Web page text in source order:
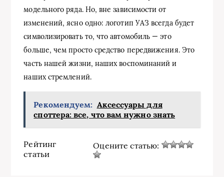
модельного ряда. Но, вне зависимости от
изменений, ясно одно: логотип УАЗ всегда будет
символизировать то, что автомобиль — это
больше, чем просто средство передвижения. Это
часть нашей жизни, наших воспоминаний и
наших стремлений.
Рекомендуем: Аксессуары для
споттера: все, что вам нужно знать
Рейтинг
статьи
Оцените статью: